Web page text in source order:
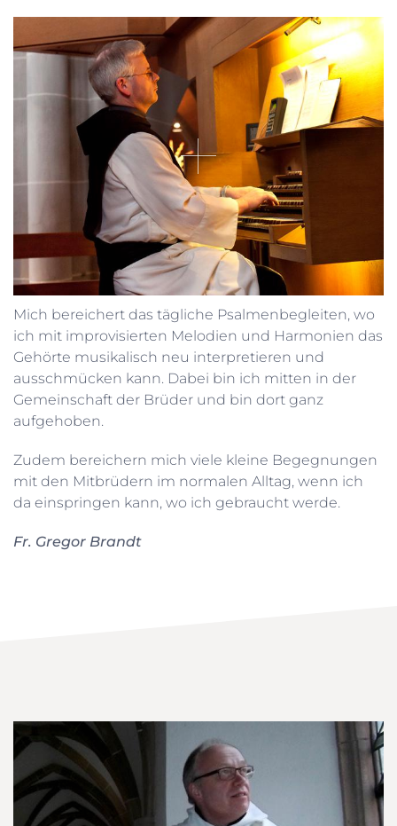
Mich bereichert das tägliche Psalmenbegleiten, wo
ich mit improvisierten Melodien und Harmonien das
Gehörte musikalisch neu interpretieren und
ausschmücken kann. Dabei bin ich mitten in der
Gemeinschaft der Brüder und bin dort ganz
aufgehoben.
Zudem bereichern mich viele kleine Begegnungen
mit den Mitbrüdern im normalen Alltag, wenn ich
da einspringen kann, wo ich gebraucht werde.
Fr. Gregor Brandt